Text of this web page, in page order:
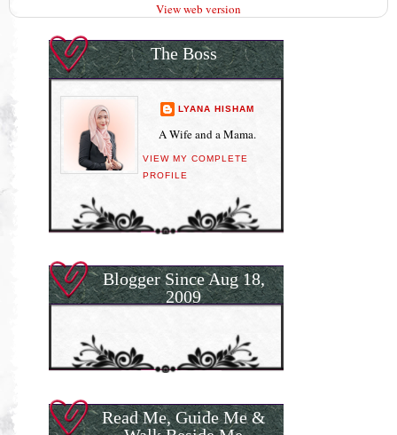
View web version
The Boss
LYANA HISHAM
A Wife and a Mama.
VIEW MY COMPLETE
PROFILE
Blogger Since Aug 18,
2009
Read Me, Guide Me &